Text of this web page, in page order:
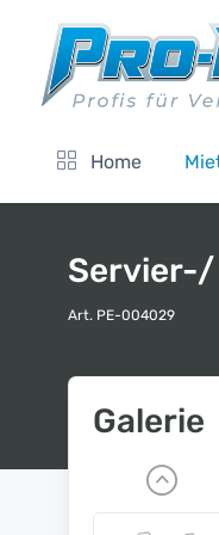
Home
Servier-/
Art. PE-004029
Galerie
P
r